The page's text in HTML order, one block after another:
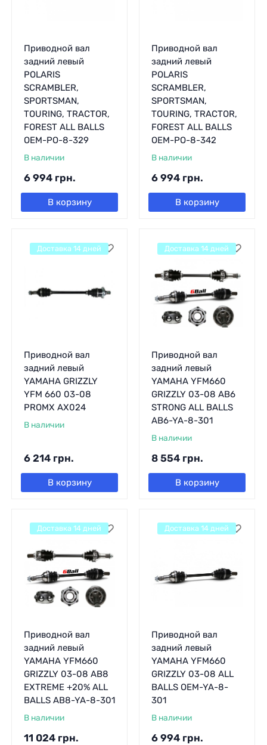
Приводной вал
задний левый
POLARIS
SCRAMBLER,
SPORTSMAN,
TOURING, TRACTOR,
FOREST ALL BALLS
OEM-PO-8-329
В наличии
6 994 грн.
В корзину
Приводной вал
задний левый
POLARIS
SCRAMBLER,
SPORTSMAN,
TOURING, TRACTOR,
FOREST ALL BALLS
OEM-PO-8-342
В наличии
6 994 грн.
В корзину
Приводной вал
задний левый
YAMAHA GRIZZLY
YFM 660 03-08
PROMX AX024
В наличии
6 214 грн.
В корзину
Доставка 14 дней
Приводной вал
задний левый
YAMAHA YFM660
GRIZZLY 03-08 AB6
STRONG ALL BALLS
AB6-YA-8-301
В наличии
8 554 грн.
В корзину
Доставка 14 дней
Приводной вал
задний левый
YAMAHA YFM660
GRIZZLY 03-08 AB8
EXTREME +20% ALL
BALLS AB8-YA-8-301
В наличии
11 024 грн.
Доставка 14 дней
Приводной вал
задний левый
YAMAHA YFM660
GRIZZLY 03-08 ALL
BALLS OEM-YA-8-
301
В наличии
6 994 грн.
Доставка 14 дней